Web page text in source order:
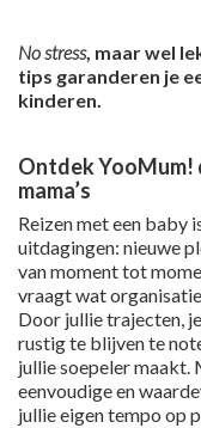
No stress, maar wel
tips garanderen je
kinderen.
Ontdek YooMum!
mama’s
Reizen met een baby
uitdagingen: nieuwe
van moment tot
vraagt wat
Door jullie trajecten,
rustig te blijven te
jullie soepeler maakt.
eenvoudige en
jullie eigen tempo op